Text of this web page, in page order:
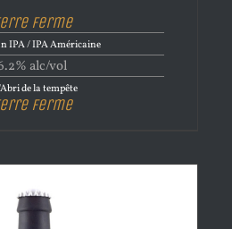
Ferme
IPA / IPA Américaine
alc/vol
de la tempête
Ferme